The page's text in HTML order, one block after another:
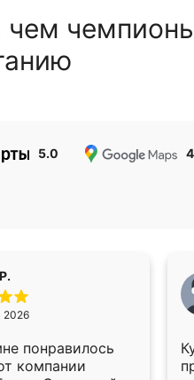
5.0
2026
понравилось
компании